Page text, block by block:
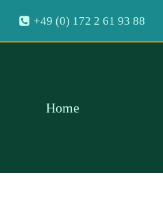
Inhalt
springen
+49 (0) 172 2 61 93 88
Home